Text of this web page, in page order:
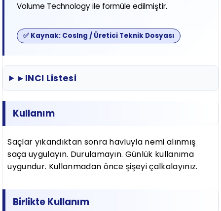
Volume Technology ile formüle edilmiştir.
✅ Kaynak: CosIng / Üretici Teknik Dosyası
▸ INCI Listesi
Kullanım
Saçlar yıkandıktan sonra havluyla nemi alınmış
saça uygulayın. Durulamayın. Günlük kullanıma
uygundur. Kullanmadan önce şişeyi çalkalayınız.
Birlikte Kullanım